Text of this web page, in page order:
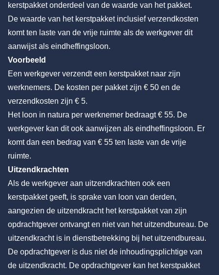
kerstpakket onderdeel van de waarde van het pakket.
De waarde van het kerstpakket inclusief verzendkosten
komt ten laste van de vrije ruimte als de werkgever dit
aanwijst als eindheffingsloon.
Voorbeeld
Een werkgever verzendt een kerstpakket naar zijn
werknemers. De kosten per pakket zijn € 50 en de
verzendkosten zijn € 5.
Het loon in natura per werknemer bedraagt € 55. De
werkgever kan dit ook aanwijzen als eindheffingsloon. Er
komt dan een bedrag van € 55 ten laste van de vrije
ruimte.
Uitzendkrachten
Als de werkgever aan uitzendkrachten ook een
kerstpakket geeft, is sprake van loon van derden,
aangezien de uitzendkracht het kerstpakket van zijn
opdrachtgever ontvangt en niet van het uitzendbureau. De
uitzendkracht is in dienstbetrekking bij het uitzendbureau.
De opdrachtgever is dus niet de inhoudingsplichtige van
de uitzendkracht. De opdrachtgever kan het kerstpakket